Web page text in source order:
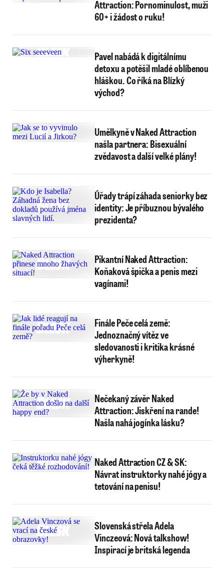
Attraction: Pornominulost, muži
60+ i žádost o ruku!
Pavel nabádá k digitálnímu
detoxu a potěšil mladé oblíbenou
hláškou. Co říká na Blízký
východ?
Umělkyně v Naked Attraction
našla partnera: Bisexuální
zvědavost a další velké plány!
Úřady trápí záhada seniorky bez
identity: Je příbuznou bývalého
prezidenta?
Pikantní Naked Attraction:
Koňaková špička a penis mezi
vagínami!
Finále Peče celá země:
Jednoznačný vítěz ve
sledovanosti i kritika krásné
výherkyně!
Nečekaný závěr Naked
Attraction: Jiskření na rande!
Našla nahá jogínka lásku?
Naked Attraction CZ & SK:
Návrat instruktorky nahé jógy a
tetování na penisu!
Slovenská střela Adela
Vinczeová: Nová talkshow!
Inspirací je britská legenda